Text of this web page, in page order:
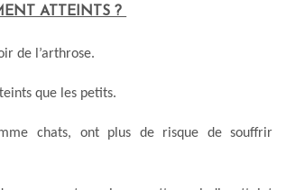
ATTEINTS ?
de l’arthrose.
que les petits.
chats, ont plus de risque de souffrir